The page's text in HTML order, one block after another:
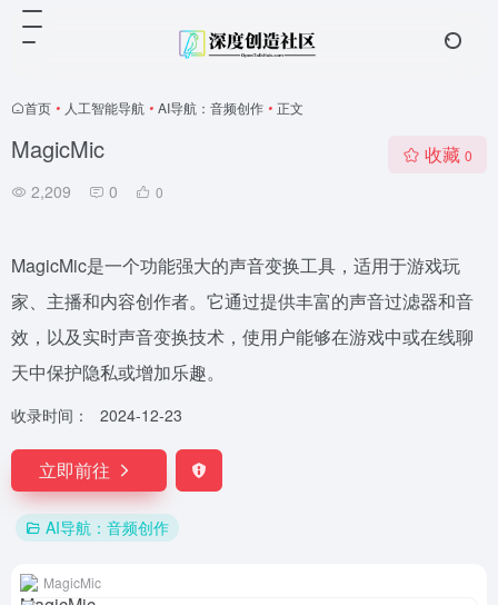
首页 • 人工智能导航 • AI导航：音频创作 • 正文
MagicMic
2,209 0 0
收藏 0
MagicMic是一个功能强大的声音变换工具，适用于游戏玩
家、主播和内容创作者。它通过提供丰富的声音过滤器和音
效，以及实时声音变换技术，使用户能够在游戏中或在线聊
天中保护隐私或增加乐趣。
收录时间： 2024-12-23
立即前往
AI导航：音频创作
MagicMic